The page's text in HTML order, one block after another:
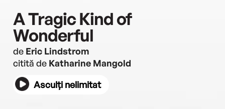
A Tragic Kind of
Wonderful
de Eric Lindstrom
citită de Katharine Mangold
Asculți nelimitat